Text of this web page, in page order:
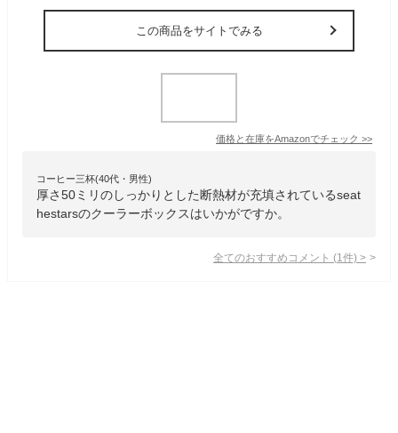
この商品をサイトでみる
価格と在庫をAmazonでチェック >>
コーヒー三杯(40代・男性)
厚さ50ミリのしっかりとした断熱材が充填されているseat
hestarsのクーラーボックスはいかがですか。
全てのおすすめコメント (1 件) >